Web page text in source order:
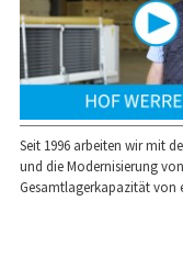
Seit 1996 arbeiten wir mit
und die Modernisierung
Gesamtlagerkapazität von